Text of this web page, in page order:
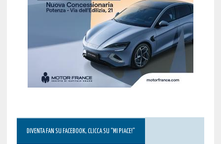
DIVENTA FAN SU FACEBOOK, CLICCA SU “MI PIACE!”